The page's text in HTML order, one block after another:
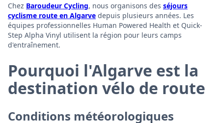
Chez Baroudeur Cycling, nous organisons des séjours
cyclisme route en Algarve depuis plusieurs années. Les
équipes professionnelles Human Powered Health et Quick-
Step Alpha Vinyl utilisent la région pour leurs camps
d'entraînement.
Pourquoi l'Algarve est la
destination vélo de route
Conditions météorologiques